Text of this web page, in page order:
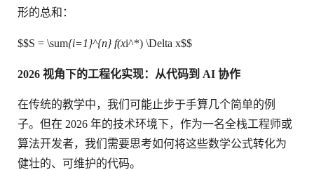
形的总和：
$$S = \sum{i=1}^{n} f(xi^*) \Delta x$$
2026 视角下的工程化实现：从代码到 AI 协作
在传统的教学中，我们可能止步于手算几个简单的例
子。但在 2026 年的技术环境下，作为一名全栈工程师或
算法开发者，我们需要思考如何将这些数学公式转化为
健壮的、可维护的代码。